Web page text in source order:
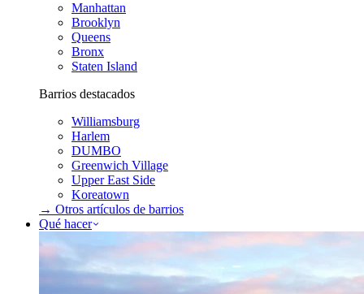
Manhattan
Brooklyn
Queens
Bronx
Staten Island
Barrios destacados
Williamsburg
Harlem
DUMBO
Greenwich Village
Upper East Side
Koreatown
→ Otros artículos de barrios
Qué hacer